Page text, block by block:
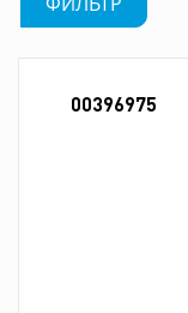
00396975